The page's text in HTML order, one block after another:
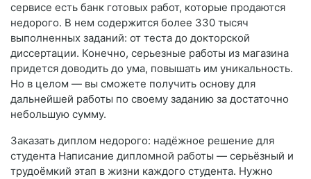
сервисе есть банк готовых работ, которые продаются
недорого. В нем содержится более 330 тысяч
выполненных заданий: от теста до докторской
диссертации. Конечно, серьезные работы из магазина
придется доводить до ума, повышать им уникальность.
Но в целом — вы сможете получить основу для
дальнейшей работы по своему заданию за достаточно
небольшую сумму.
Заказать диплом недорого: надёжное решение для
студента Написание дипломной работы — серьёзный и
трудоёмкий этап в жизни каждого студента. Нужно